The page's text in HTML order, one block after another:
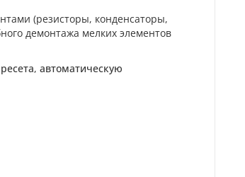
(резисторы, конденсаторы,
демонтажа мелких элементов
, автоматическую